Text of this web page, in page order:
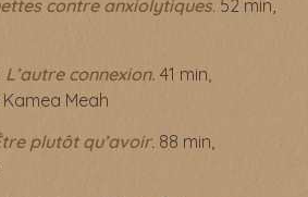
contre anxiolytiques. 52 min,
L’autre connexion. 41 min,
Meah
plutôt qu’avoir. 88 min,